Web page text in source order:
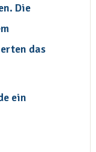
Die
das
ein